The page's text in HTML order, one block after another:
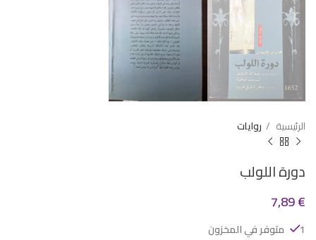
الرئيسية روايات
دورة اللولب
7,89€
1 متوفر في المخزون